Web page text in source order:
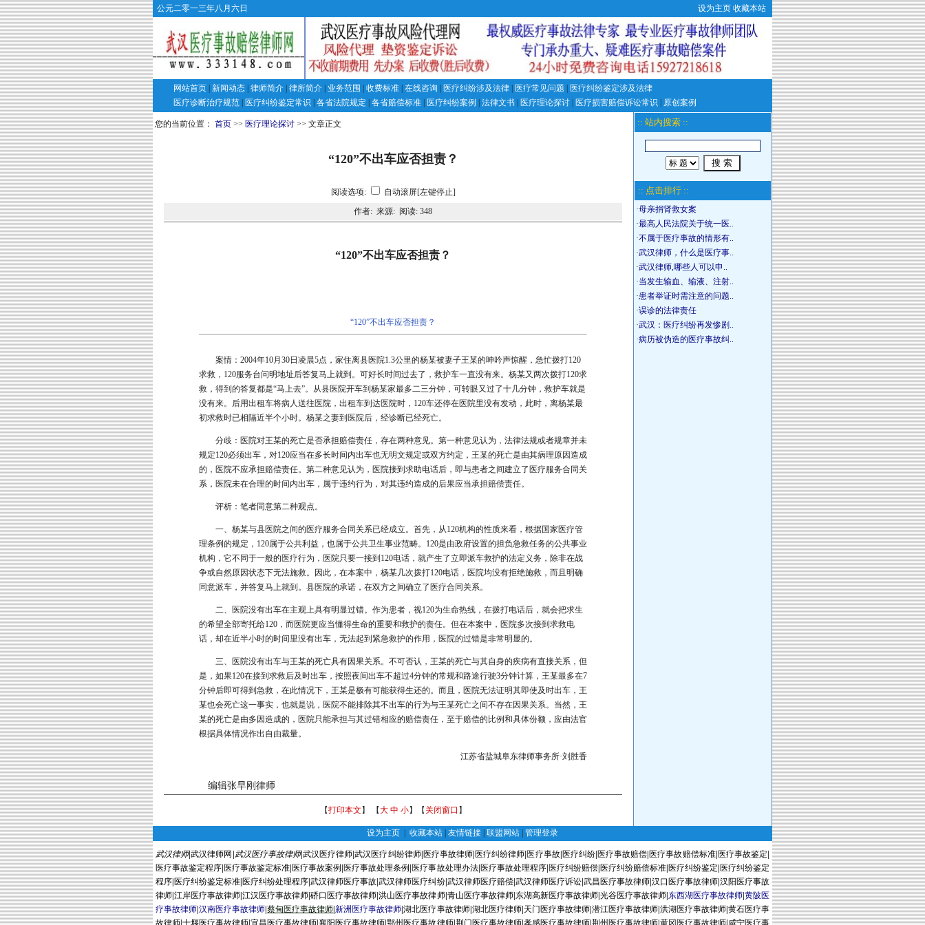
公元二零一三年八月六日 设为主页 收藏本站
网站首页 新闻动态 律师简介 律所简介 业务范围 收费标准 在线咨询 医疗纠纷涉及法律 医疗常见问题
医疗纠纷鉴定涉及法律
医疗诊断治疗规范
医疗纠纷鉴定常识 各省法院规定 各省赔偿标准 医疗纠纷案例 法律文书 医疗理论探讨 医疗损害赔偿诉讼常识 原创案例
您的当前位置： 首页 >> 医疗理论探讨 >> 文章正文
“120”不出车应否担责？
阅读选项:
自动滚屏[左键停止]
作者: 来源: 阅读: 348
“120”不出车应否担责？
“120”不出车应否担责？
案情：2004年10月30日凌晨5点，家住离县医院1.3公里的杨某被妻子王某的呻吟声惊醒，急忙拨打120
求救，120服务台问明地址后答复马上就到。可好长时间过去了，救护车一直没有来。杨某又两次拨打120求
救，得到的答复都是“马上去”。从县医院开车到杨某家最多二三分钟，可转眼又过了十几分钟，救护车就是
没有来。后用出租车将病人送往医院，出租车到达医院时，120车还停在医院里没有发动，此时，离杨某最
初求救时已相隔近半个小时。杨某之妻到医院后，经诊断已经死亡。
分歧：医院对王某的死亡是否承担赔偿责任，存在两种意见。第一种意见认为，法律法规或者规章并未
规定120必须出车，对120应当在多长时间内出车也无明文规定或双方约定，王某的死亡是由其病理原因造成
的，医院不应承担赔偿责任。第二种意见认为，医院接到求助电话后，即与患者之间建立了医疗服务合同关
系，医院未在合理的时间内出车，属于违约行为，对其违约造成的后果应当承担赔偿责任。
评析：笔者同意第二种观点。
一、杨某与县医院之间的医疗服务合同关系已经成立。首先，从120机构的性质来看，根据国家医疗管
理条例的规定，120属于公共利益，也属于公共卫生事业范畴。120是由政府设置的担负急救任务的公共事业
机构，它不同于一般的医疗行为，医院只要一接到120电话，就产生了立即派车救护的法定义务，除非在战
争或自然原因状态下无法施救。因此，在本案中，杨某几次拨打120电话，医院均没有拒绝施救，而且明确
同意派车，并答复马上就到。县医院的承诺，在双方之间确立了医疗合同关系。
二、医院没有出车在主观上具有明显过错。作为患者，视120为生命热线，在拨打电话后，就会把求生
的希望全部寄托给120，而医院更应当懂得生命的重要和救护的责任。但在本案中，医院多次接到求救电
话，却在近半小时的时间里没有出车，无法起到紧急救护的作用，医院的过错是非常明显的。
三、医院没有出车与王某的死亡具有因果关系。不可否认，王某的死亡与其自身的疾病有直接关系，但
是，如果120在接到求救后及时出车，按照夜间出车不超过4分钟的常规和路途行驶3分钟计算，王某最多在7
分钟后即可得到急救，在此情况下，王某是极有可能获得生还的。而且，医院无法证明其即使及时出车，王
某也会死亡这一事实，也就是说，医院不能排除其不出车的行为与王某死亡之间不存在因果关系。当然，王
某的死亡是由多因造成的，医院只能承担与其过错相应的赔偿责任，至于赔偿的比例和具体份额，应由法官
根据具体情况作出自由裁量。
江苏省盐城阜东律师事务所·刘胜香
编辑张早刚律师
【打印本文 】 【大 中 小】【 关闭窗口 】
:: 站内搜索 ::
:: 点击排行 ::
·母亲捐肾救女案
·最高人民法院关于统一医..
·不属于医疗事故的情形有..
·武汉律师，什么是医疗事..
·武汉律师,哪些人可以申..
·当发生输血、输液、注射..
·患者举证时需注意的问题..
·误诊的法律责任
·武汉：医疗纠纷再发惨剧..
·病历被伪造的医疗事故纠..
设为主页 收藏本站 友情链接 联盟网站 管理登录
武汉律师|武汉律师网 武汉医疗事故律师|武汉医疗律师 |武汉医疗纠纷律师| 医疗事故律师 医疗纠纷律师 医疗事故| 医疗纠纷| 医疗事故赔偿 医疗事故赔偿标准| 医疗事故鉴定
医疗事故鉴定程序 医疗事故鉴定标准 医疗事故案例 医疗事故处理条例 医疗事故处理办法| 医疗事故处理程序| 医疗纠纷赔偿| 医疗纠纷赔偿标准| 医疗纠纷鉴定 医疗纠纷鉴定
程序 医疗纠纷鉴定标准 医疗纠纷处理程序 |武汉律师医疗事故 |武汉律师医疗纠纷| 武汉律师医疗赔偿| 武汉律师医疗诉讼| 武昌医疗事故律师| 汉口医疗事故律师 |汉阳医疗事故
律师 |江岸医疗事故律师 |江汉医疗事故律师 |硚口医疗事故律师 |洪山医疗事故律师| 青山医疗事故律师| 东湖高新医疗事故律师| 光谷医疗事故律师| 东西湖医疗事故律师 |黄陂医
疗事故律师 |汉南医疗事故律师 |蔡甸 医疗事故律师 |新洲医疗事故律师 |湖北医疗事故律师| 湖北医疗律师| 天门医疗事故律师| 潜江医疗事故律师| 洪湖医疗事故律师 |黄石医疗事
故律师 |十堰医疗事故律师 |宜昌医疗事故律师 襄阳医疗事故律师 |鄂州医疗事故律师| 荆门医疗事故律师| 孝感医疗事故律师| 荆州医疗事故律师| 黄冈医疗事故律师 咸宁医疗事